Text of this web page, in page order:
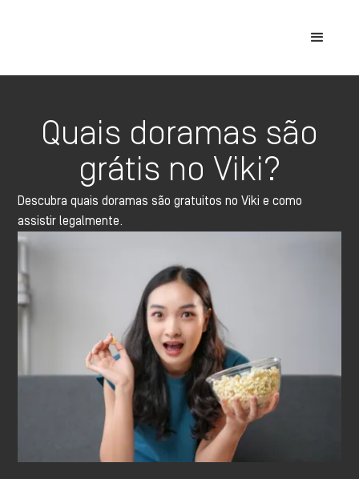
Quais doramas são
grátis no Viki?
Descubra quais doramas são gratuitos no Viki e como
assistir legalmente.